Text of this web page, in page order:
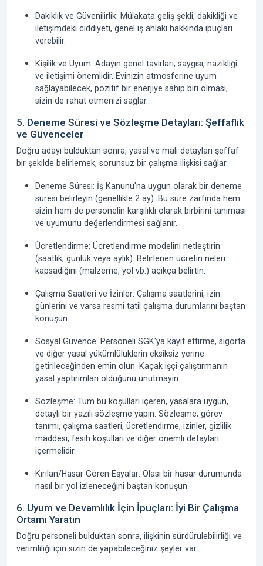
Dakiklik ve Güvenilirlik: Mülakata geliş şekli, dakikliği ve
iletişimdeki ciddiyeti, genel iş ahlakı hakkında ipuçları
verebilir.
Kişilik ve Uyum: Adayın genel tavırları, saygısı, nazikliği
ve iletişimi önemlidir. Evinizin atmosferine uyum
sağlayabilecek, pozitif bir enerjiye sahip biri olması,
sizin de rahat etmenizi sağlar.
5. Deneme Süresi ve Sözleşme Detayları: Şeffaflık
ve Güvenceler
Doğru adayı bulduktan sonra, yasal ve mali detayları şeffaf
bir şekilde belirlemek, sorunsuz bir çalışma ilişkisi sağlar.
Deneme Süresi: İş Kanunu'na uygun olarak bir deneme
süresi belirleyin (genellikle 2 ay). Bu süre zarfında hem
sizin hem de personelin karşılıklı olarak birbirini tanıması
ve uyumunu değerlendirmesi sağlanır.
Ücretlendirme: Ücretlendirme modelini netleştirin
(saatlik, günlük veya aylık). Belirlenen ücretin neleri
kapsadığını (malzeme, yol vb.) açıkça belirtin.
Çalışma Saatleri ve İzinler: Çalışma saatlerini, izin
günlerini ve varsa resmi tatil çalışma durumlarını baştan
konuşun.
Sosyal Güvence: Personeli SGK'ya kayıt ettirme, sigorta
ve diğer yasal yükümlülüklerin eksiksiz yerine
getirileceğinden emin olun. Kaçak işçi çalıştırmanın
yasal yaptırımları olduğunu unutmayın.
Sözleşme: Tüm bu koşulları içeren, yasalara uygun,
detaylı bir yazılı sözleşme yapın. Sözleşme; görev
tanımı, çalışma saatleri, ücretlendirme, izinler, gizlilik
maddesi, fesih koşulları ve diğer önemli detayları
içermelidir.
Kırılan/Hasar Gören Eşyalar: Olası bir hasar durumunda
nasıl bir yol izleneceğini baştan konuşun.
6. Uyum ve Devamlılık İçin İpuçları: İyi Bir Çalışma
Ortamı Yaratın
Doğru personeli bulduktan sonra, ilişkinin sürdürülebilirliği ve
verimliliği için sizin de yapabileceğiniz şeyler var: